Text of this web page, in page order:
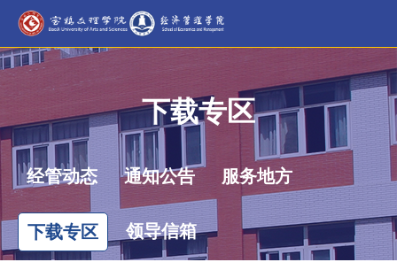
下载专区
经管动态 通知公告 服务地方
下载专区 领导信箱